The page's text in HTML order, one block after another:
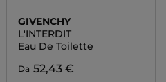
GIVENCHY
L'INTERDIT
Eau De Toilette
Da 52,43 €